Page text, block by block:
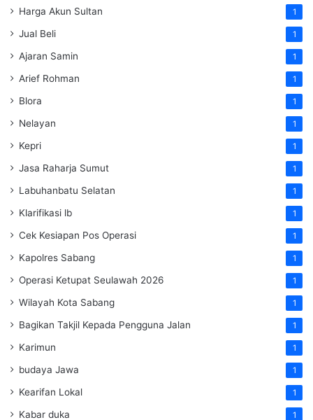
Harga Akun Sultan 1
Jual Beli 1
Ajaran Samin 1
Arief Rohman 1
Blora 1
Nelayan 1
Kepri 1
Jasa Raharja Sumut 1
Labuhanbatu Selatan 1
Klarifikasi lb 1
Cek Kesiapan Pos Operasi 1
Kapolres Sabang 1
Operasi Ketupat Seulawah 2026 1
Wilayah Kota Sabang 1
Bagikan Takjil Kepada Pengguna Jalan 1
Karimun 1
budaya Jawa 1
Kearifan Lokal 1
Kabar duka 1